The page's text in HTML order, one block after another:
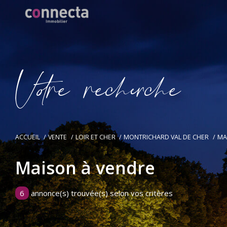
Vore recece
ACCUEIL VENTE LOIR ET CHER MONTRICHARD VAL DE CHER
Maison à vendre
6 annonce(s) trouvée(s) selon vos critères